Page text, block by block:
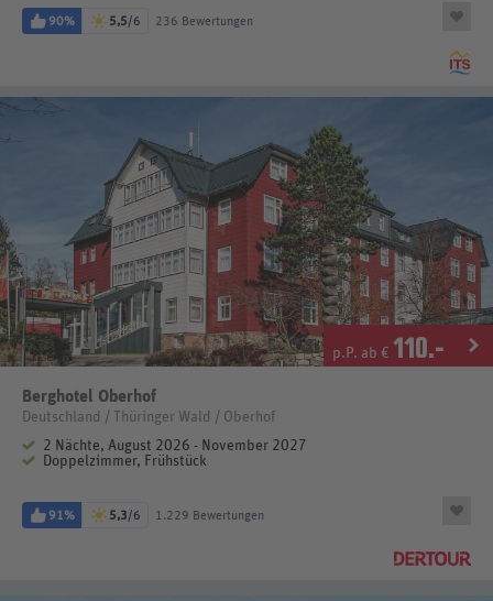
90% 5,5/6 236 Bewertungen
p.P. ab € 110.-
Berghotel Oberhof
Deutschland / Thüringer Wald / Oberhof
2 Nächte, August 2026 - November 2027
Doppelzimmer, Frühstück
91% 5,3/6 1.229 Bewertungen